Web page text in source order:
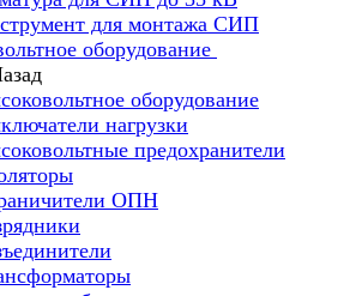
для монтажа СИП
оборудование
оборудование
нагрузки
предохранители
ОПН